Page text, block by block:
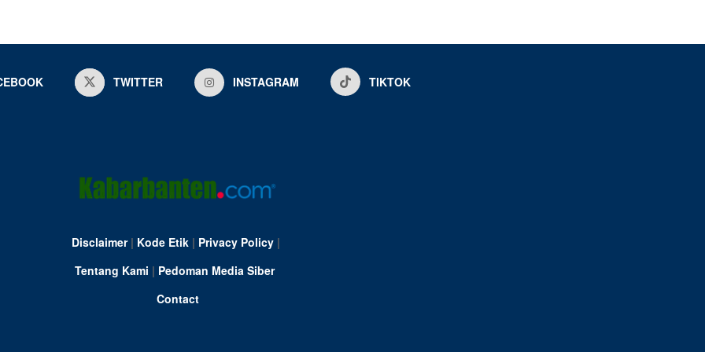
TWITTER INSTAGRAM TIKTOK
Disclaimer| Kode Etik | Privacy Policy |
Tentang Kami | Pedoman Media Siber
Contact